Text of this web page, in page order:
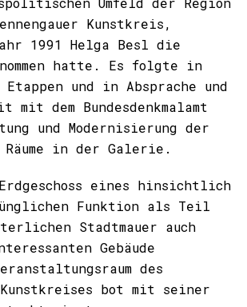
Kunstkreis,
1991 Helga Besl die
hatte. Es folgte in
und in Absprache und
mit dem Bundesdenkmalamt
und Modernisierung der
in der Galerie.
eines hinsichtlich
Funktion als Teil
Stadtmauer auch
Gebäude
des
Kunstkreises bot mit seiner